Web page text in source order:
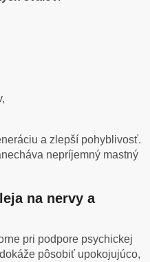
a zlepší pohyblivosť.
nepríjemný mastný
na nervy a
pri podpore psychickej
pôsobiť upokojujúco,